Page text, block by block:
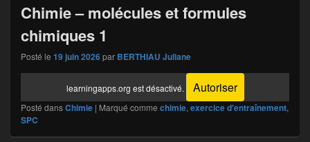
Chimie – molécules et formules
chimiques 1
Posté le 19 juin 2026par BERTHIAU Juliane
learningapps.org est désactivé. Autoriser
Posté dansChimie | Marqué comme chimie, exercice d'entraînement,
SPC